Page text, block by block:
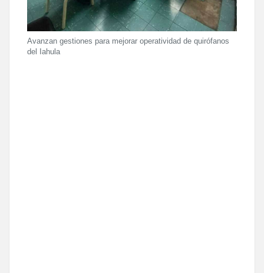
Avanzan gestiones para mejorar operatividad de quirófanos
del Iahula